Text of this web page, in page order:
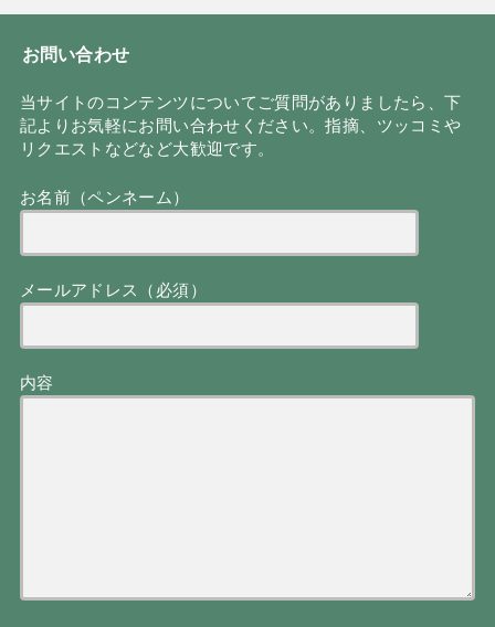
お問い合わせ
当サイトのコンテンツについてご質問がありましたら、下
記よりお気軽にお問い合わせください。指摘、ツッコミや
リクエストなどなど大歓迎です。
お名前（ペンネーム）
メールアドレス（必須）
内容